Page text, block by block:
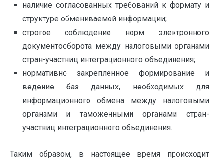
наличие согласованных требований к формату и
структуре обмениваемой информации;
строгое соблюдение норм электронного
документооборота между налоговыми органами
стран-участниц интеграционного объединения;
нормативно закрепленное формирование и
ведение баз данных, необходимых для
информационного обмена между налоговыми
органами и таможенными органами стран-
участниц интеграционного объединения.
Таким образом, в настоящее время происходит